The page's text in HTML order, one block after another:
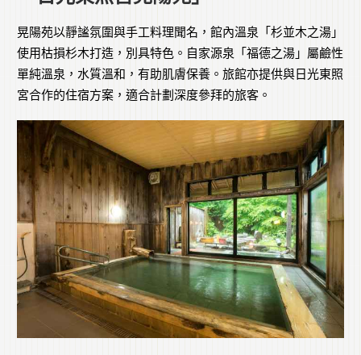
晃陽苑以靜謐氛圍與手工料理聞名，館內溫泉「杉並木之湯」
使用枯損杉木打造，別具特色。自家源泉「福德之湯」屬鹼性
單純溫泉，水質溫和，有助肌膚保養。旅館亦提供與日光東照
宮合作的住宿方案，適合計劃深度參拜的旅客。